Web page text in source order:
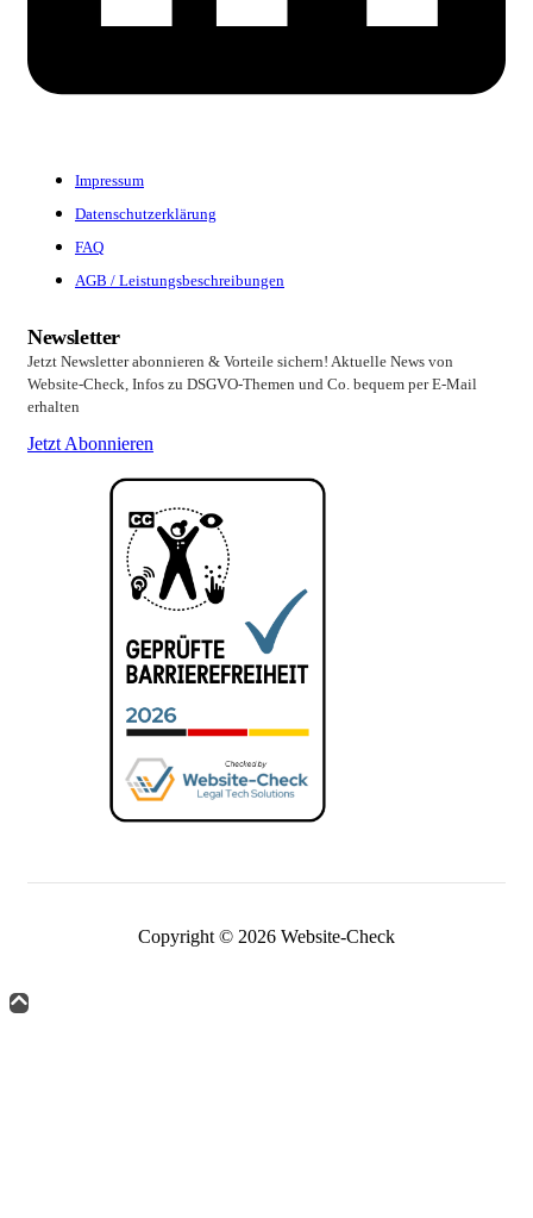
Impressum
Datenschutzerklärung
FAQ
AGB / Leistungsbeschreibungen
Newsletter
Jetzt Newsletter abonnieren & Vorteile sichern! Aktuelle News von
Website-Check, Infos zu DSGVO-Themen und Co. bequem per E-Mail
erhalten
Jetzt Abonnieren
Copyright © 2026 Website-Check